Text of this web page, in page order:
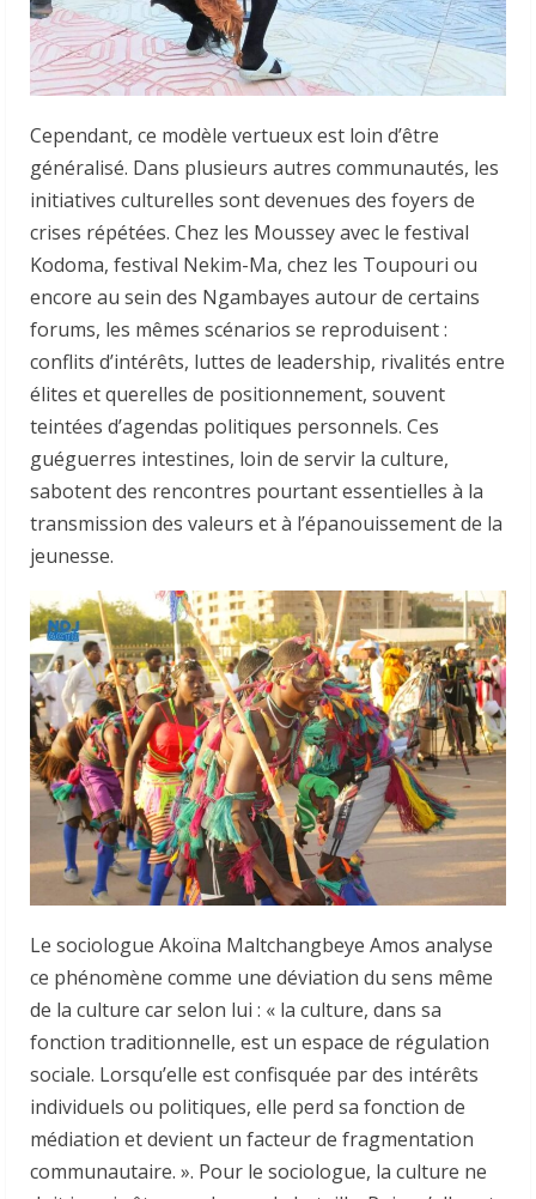
Cependant, ce modèle vertueux est loin d’être
généralisé. Dans plusieurs autres communautés, les
initiatives culturelles sont devenues des foyers de
crises répétées. Chez les Moussey avec le festival
Kodoma, festival Nekim-Ma, chez les Toupouri ou
encore au sein des Ngambayes autour de certains
forums, les mêmes scénarios se reproduisent :
conflits d’intérêts, luttes de leadership, rivalités entre
élites et querelles de positionnement, souvent
teintées d’agendas politiques personnels. Ces
guéguerres intestines, loin de servir la culture,
sabotent des rencontres pourtant essentielles à la
transmission des valeurs et à l’épanouissement de la
jeunesse.
Le sociologue Akoïna Maltchangbeye Amos analyse
ce phénomène comme une déviation du sens même
de la culture car selon lui : « la culture, dans sa
fonction traditionnelle, est un espace de régulation
sociale. Lorsqu’elle est confisquée par des intérêts
individuels ou politiques, elle perd sa fonction de
médiation et devient un facteur de fragmentation
communautaire. ». Pour le sociologue, la culture ne